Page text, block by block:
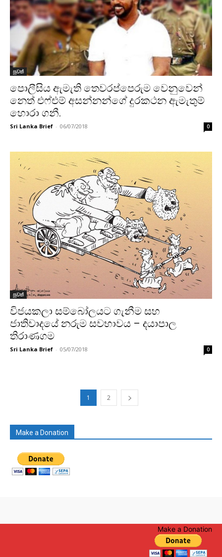
පුවත්
පොලීසිය ඇමැති තෙවරප්පෙරුම වෙනුවෙන්
නෙත් එෆ්එම් අසන්නන්ගේ දුරකථන ඇමැතුම්
හොරා ගනී.
Sri Lanka Brief - 06/07/2018 0
පුවත්
විජයකලා සම්බෝලයට ගැනීම සහ
ජාතිවාදයේ නරුම සවභාවය – දයාපාල
තිරාණගම
Sri Lanka Brief - 05/07/2018 0
1 2
Make a Donation
Make a Donation